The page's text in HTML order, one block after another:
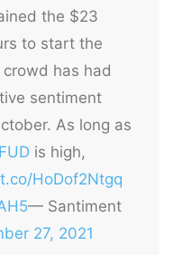
the $23
to start the
has had
sentiment
As long as
is high,
HoDof2Ntgq
— Santiment
27, 2021